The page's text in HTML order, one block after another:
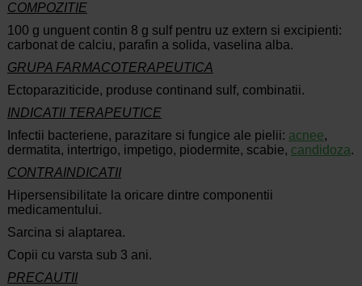
COMPOZITIE
100 g unguent contin 8 g sulf pentru uz extern si excipienti:
carbonat de calciu, parafin a solida, vaselina alba.
GRUPA FARMACOTERAPEUTICA
Ectoparaziticide, produse continand sulf, combinatii.
INDICATII TERAPEUTICE
Infectii bacteriene, parazitare si fungice ale pielii: acnee,
dermatita, intertrigo, impetigo, piodermite, scabie, candidoza.
CONTRAINDICATII
Hipersensibilitate la oricare dintre componentii
medicamentului.
Sarcina si alaptarea.
Copii cu varsta sub 3 ani.
PRECAUTII